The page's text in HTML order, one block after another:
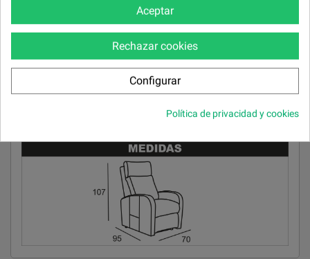
Fibra hueca siliconada gran confort.
Suspensión respaldo
Cinchados de gran calidad y resistencia.
Brazos
Desenfundable almohada de asiento, almohada de respaldo y
Aceptar
Rechazar cookies
Configurar
Política de privacidad y cookies